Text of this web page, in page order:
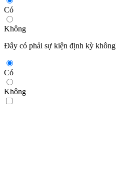
Có
Không
Đây có phải sự kiện định kỳ
Có
Không